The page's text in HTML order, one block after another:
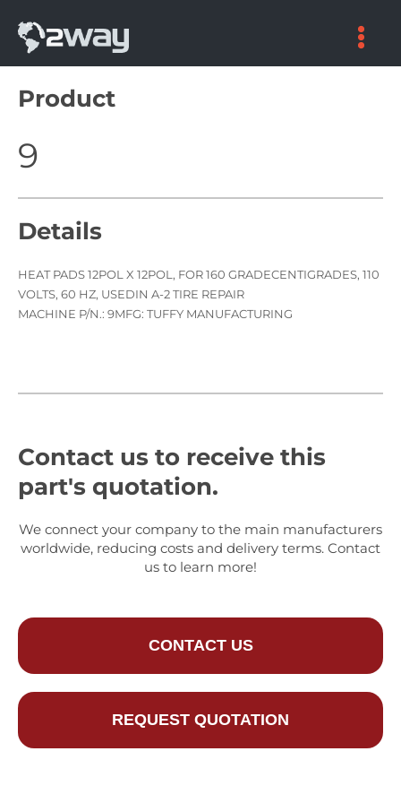
content
Product
9
Details
HEAT PADS 12POL X 12POL, FOR 160 GRADECENTIGRADES, 110
VOLTS, 60 HZ, USEDIN A-2 TIRE REPAIR
MACHINE P/N.: 9MFG: TUFFY MANUFACTURING
Contact us to receive this
part's quotation.
We connect your company to the main manufacturers
worldwide, reducing costs and delivery terms. Contact
us to learn more!
CONTACT US
REQUEST QUOTATION